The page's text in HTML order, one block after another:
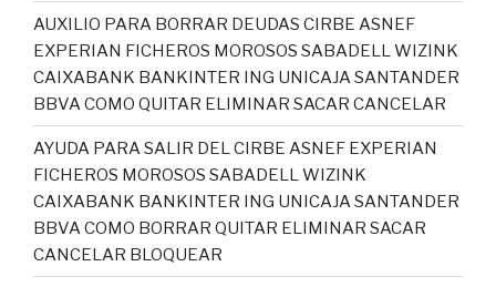
AUXILIO PARA BORRAR DEUDAS CIRBE ASNEF
EXPERIAN FICHEROS MOROSOS SABADELL WIZINK
CAIXABANK BANKINTER ING UNICAJA SANTANDER
BBVA COMO QUITAR ELIMINAR SACAR CANCELAR
AYUDA PARA SALIR DEL CIRBE ASNEF EXPERIAN
FICHEROS MOROSOS SABADELL WIZINK
CAIXABANK BANKINTER ING UNICAJA SANTANDER
BBVA COMO BORRAR QUITAR ELIMINAR SACAR
CANCELAR BLOQUEAR